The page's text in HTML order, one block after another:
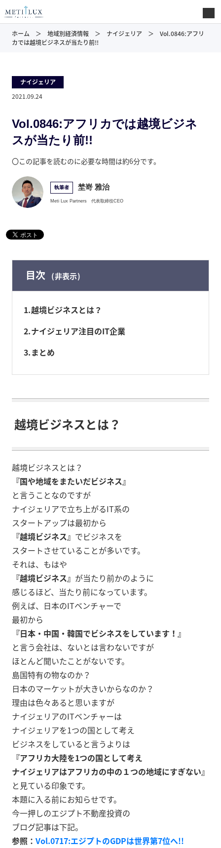
ホーム 地域別経済情報 ナイジェリア
Vol.0846:アフリ
カでは越境ビジネスが当たり前!!
ナイジェリア
2021.09.24
Vol.0846:アフリカでは越境ビジネ
スが当たり前!!
〇この記事を読むのに必要な時間は約6分です。
執筆者 埜嵜 雅治
Meti Lux Partners 代表取締役CEO
目次 非表示
1 越境ビジネスとは？
2 ナイジェリア注目のIT企業
3 まとめ
越境ビジネスとは？
越境ビジネスとは？
『国や地域をまたいだビジネス』
と言うことなのですが
ナイジェリアで立ち上がるIT系の
スタートアップは最初から
『越境ビジネス』 でビジネスを
スタートさせていることが多いです。
それは、もはや
『越境ビジネス』 が当たり前かのように
感じるほど、当たり前になっています。
例えば、日本のITベンチャーで
最初から
『日本・中国・韓国でビシネスをしています！』
と言う会社は、ないとは言わないですが
ほとんど聞いたことがないです。
島国特有の物なのか？
日本のマーケットが大きいからなのか？
理由は色々あると思いますが
ナイジェリアのITベンチャーは
ナイジェリアを1つの国として考え
ビジネスをしていると言うよりは
『アフリカ大陸を1つの国として考え
ナイジェリアはアフリカの中の１つの地域にすぎない』
と見ている印象です。
本題に入る前にお知らせです。
今一押しのエジプト不動産投資の
ブログ記事は下記。
参照： Vol.0717:エジプトのGDPは世界第7位へ!!